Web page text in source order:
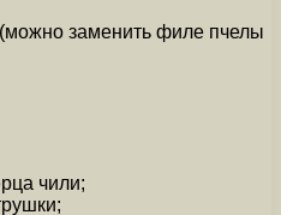
заменить филе пчелы
чили;